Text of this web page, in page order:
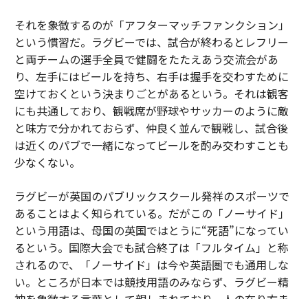
それを象徴するのが「アフターマッチファンクション」
という慣習だ。ラグビーでは、試合が終わるとレフリー
と両チームの選手全員で健闘をたたえあう交流会があ
り、左手にはビールを持ち、右手は握手を交わすために
空けておくという決まりごとがあるという。それは観客
にも共通しており、観戦席が野球やサッカーのように敵
と味方で分かれておらず、仲良く並んで観戦し、試合後
は近くのパブで一緒になってビールを酌み交わすことも
少なくない。
ラグビーが英国のパブリックスクール発祥のスポーツで
あることはよく知られている。だがこの「ノーサイド」
という用語は、母国の英国ではとうに“死語”になってい
るという。国際大会でも試合終了は「フルタイム」と称
されるので、「ノーサイド」は今や英語圏でも通用しな
い。ところが日本では競技用語のみならず、ラグビー精